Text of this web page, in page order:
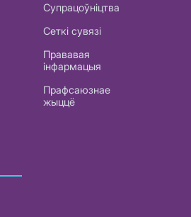
Супрацоўніцтва
Сеткі сувязі
Прававая
інфармацыя
Прафсаюзнае
жыццё